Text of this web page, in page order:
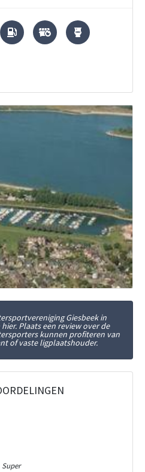
Giesbeek in
Plaats een review over de
kunnen profiteren van
of vaste ligplaatshouder.
Super